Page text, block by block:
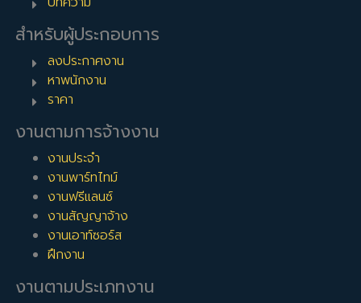
สำหรับผู้ประกอบการ
ลงประกาศงาน
หาพนักงาน
ราคา
งานตามการจ้างงาน
งานประจำ
งานพาร์ทไทม์
งานฟรีแลนซ์
งานสัญญาจ้าง
งานเอาท์ซอร์ส
ฝึกงาน
งานตามประเภทงาน